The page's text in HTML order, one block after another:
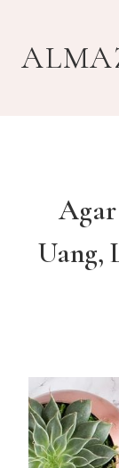
content
Uang,